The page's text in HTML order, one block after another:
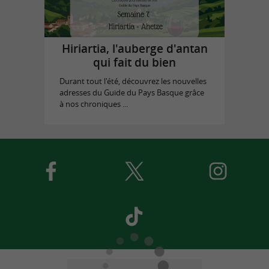
Hiriartia, l'auberge d'antan
qui fait du bien
Durant tout l'été, découvrez les nouvelles
adresses du Guide du Pays Basque grâce
à nos chroniques ...